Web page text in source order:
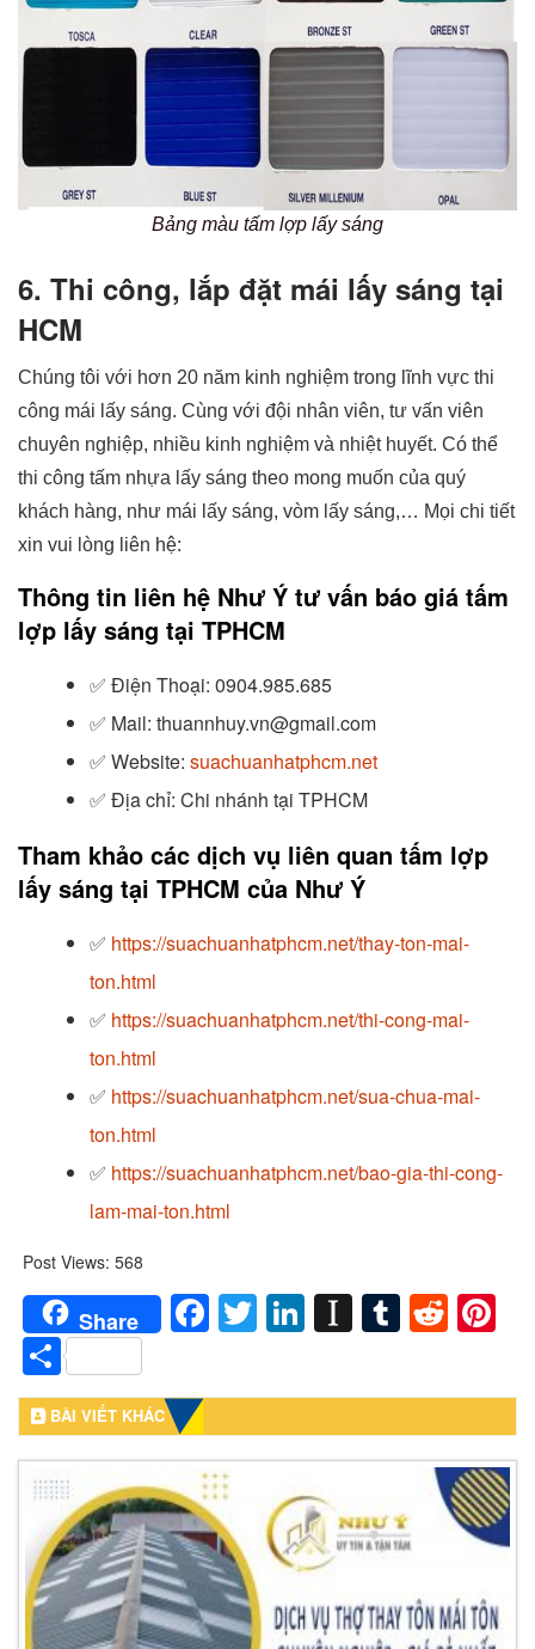
Bảng màu tấm lợp lấy sáng
6. Thi công, lắp đặt mái lấy sáng tại
HCM
Chúng tôi với hơn 20 năm kinh nghiệm trong lĩnh vực thi
công mái lấy sáng. Cùng với đội nhân viên, tư vấn viên
chuyên nghiệp, nhiều kinh nghiệm và nhiệt huyết. Có thể
thi công tấm nhựa lấy sáng theo mong muốn của quý
khách hàng, như mái lấy sáng, vòm lấy sáng,… Mọi chi tiết
xin vui lòng liên hệ:
Thông tin liên hệ Như Ý tư vấn báo giá tấm
lợp lấy sáng tại TPHCM
✅ Điện Thoại: 0904.985.685
✅ Mail: thuannhuy.vn@gmail.com
✅ Website: suachuanhatphcm.net
✅ Địa chỉ: Chi nhánh tại TPHCM
Tham khảo các dịch vụ liên quan tấm lợp
lấy sáng tại TPHCM của Như Ý
✅ https://suachuanhatphcm.net/thay-ton-mai-
ton.html
✅ https://suachuanhatphcm.net/thi-cong-mai-
ton.html
✅ https://suachuanhatphcm.net/sua-chua-mai-
ton.html
✅ https://suachuanhatphcm.net/bao-gia-thi-cong-
lam-mai-ton.html
Post Views: 568
Share Facebook
TwitterLinkedIn
Instapaper
Tumblr
Share
BÀI VIẾT KHÁC